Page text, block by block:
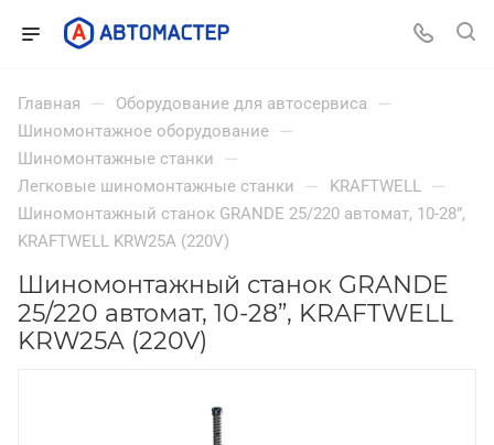
Главная — Оборудование для автосервиса —
Шиномонтажное оборудование —
Шиномонтажные станки —
Легковые шиномонтажные станки — KRAFTWELL —
Шиномонтажный станок GRANDE 25/220 автомат, 10-28”,
KRAFTWELL KRW25A (220V)
Шиномонтажный станок GRANDE
25/220 автомат, 10-28”, KRAFTWELL
KRW25A (220V)